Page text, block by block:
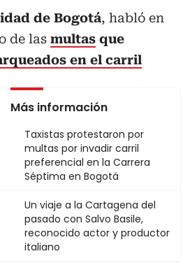
de Bogotá, habló en
de las multas que
en el carril
Más información
Taxistas protestaron por
multas por invadir carril
preferencial en la Carrera
Séptima en Bogotá
Un viaje a la Cartagena del
pasado con Salvo Basile,
reconocido actor y productor
italiano